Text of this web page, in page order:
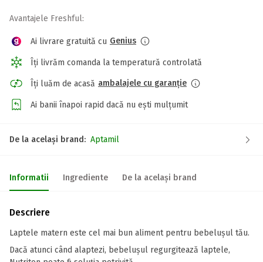
Avantajele Freshful:
Ai livrare gratuită cu Genius
Îți livrăm comanda la temperatură controlată
Îți luăm de acasă ambalajele cu garanție
Ai banii înapoi rapid dacă nu ești mulțumit
De la același brand: Aptamil
Informatii Ingrediente De la același brand
Descriere
Laptele matern este cel mai bun aliment pentru bebelușul tău.
Dacă atunci când alaptezi, bebelușul regurgitează laptele,